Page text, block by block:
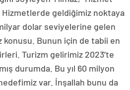
geldiğimiz noktaya
dolar seviyelerine gelen
Bunun için de tabii en
Turizm gelirimiz 2023’te
durumda. Bu yıl 60 milyon
var. İnşallah bunu da